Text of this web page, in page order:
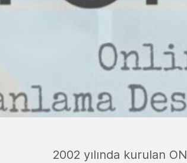
2002 yılında kurulan